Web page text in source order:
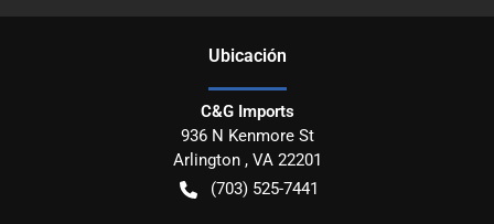
Ubicación
C&G Imports
936 N Kenmore St
Arlington, VA 22201
(703) 525-7441